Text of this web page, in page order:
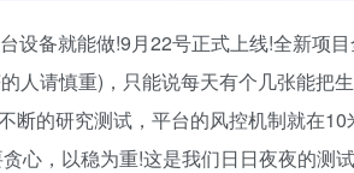
设备就能做!9月22号正式上线!全新项
人请慎重)，只能说每天有个几张能把
断的研究测试，平台的风控机制就在
心，以稳为重!这是我们日日夜夜的测